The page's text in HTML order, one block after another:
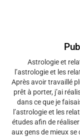
Astrologie et
l’astrologie et les
Après avoir travaillé
prêt à porter, j’ai
dans ce que je
l’astrologie et les
études afin de
aux gens de mieux